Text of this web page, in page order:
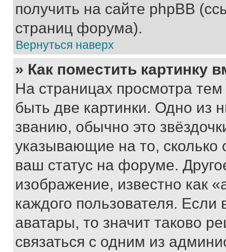
получить на сайте phpBB
страниц форума).
Вернуться наверх
» Как поместить картинку
На страницах просмотра
быть две картинки. Одно из
званию, обычно это
указывающие на то,
ваш статус на форуме.
изображение, известно как
каждого пользователя.
аватары, то значит таково
связаться с одним из